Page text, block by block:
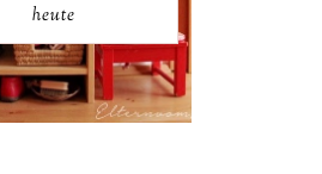
heute